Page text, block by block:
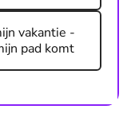
vakantie -
pad komt